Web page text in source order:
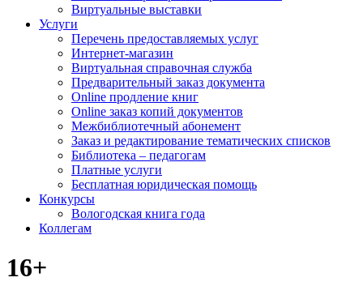
Виртуальные выставки
Услуги
Перечень предоставляемых услуг
Интернет-магазин
Виртуальная справочная служба
Предварительный заказ документа
Online продление книг
Online заказ копий документов
Межбиблиотечный абонемент
Заказ и редактирование тематических списков
Библиотека – педагогам
Платные услуги
Бесплатная юридическая помощь
Конкурсы
Вологодская книга года
Коллегам
16+